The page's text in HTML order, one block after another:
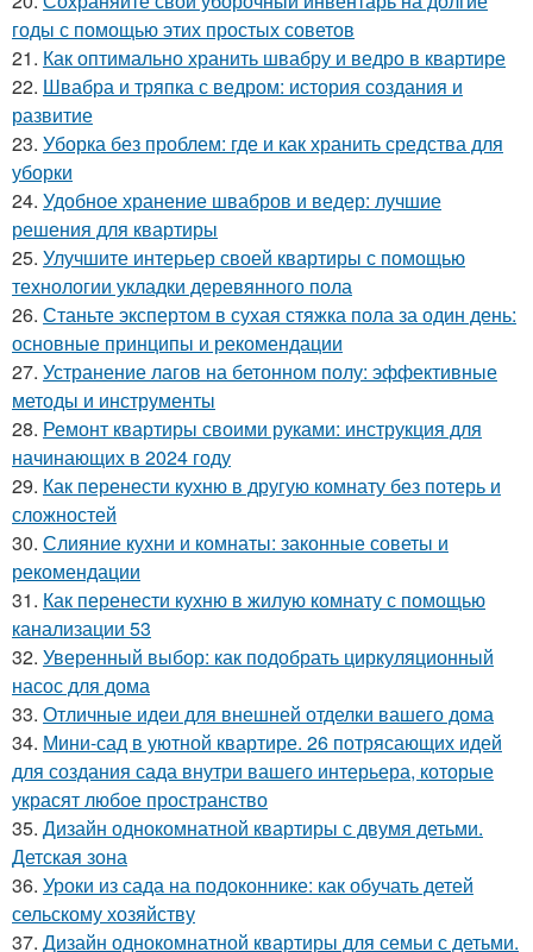
годы с помощью этих простых советов
21. Как оптимально хранить швабру и ведро в квартире
22. Швабра и тряпка с ведром: история создания и
развитие
23. Уборка без проблем: где и как хранить средства для
уборки
24. Удобное хранение швабров и ведер: лучшие
решения для квартиры
25. Улучшите интерьер своей квартиры с помощью
технологии укладки деревянного пола
26. Станьте экспертом в сухая стяжка пола за один день:
основные принципы и рекомендации
27. Устранение лагов на бетонном полу: эффективные
методы и инструменты
28. Ремонт квартиры своими руками: инструкция для
начинающих в 2024 году
29. Как перенести кухню в другую комнату без потерь и
сложностей
30. Слияние кухни и комнаты: законные советы и
рекомендации
31. Как перенести кухню в жилую комнату с помощью
канализации 53
32. Уверенный выбор: как подобрать циркуляционный
насос для дома
33. Отличные идеи для внешней отделки вашего дома
34. Мини-сад в уютной квартире. 26 потрясающих идей
для создания сада внутри вашего интерьера, которые
украсят любое пространство
35. Дизайн однокомнатной квартиры с двумя детьми.
Детская зона
36. Уроки из сада на подоконнике: как обучать детей
сельскому хозяйству
37. Дизайн однокомнатной квартиры для семьи с детьми.